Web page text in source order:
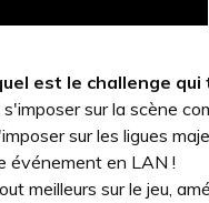
est le challenge qui
sur la scène
sur les ligues
événement en LAN !
meilleurs sur le jeu,